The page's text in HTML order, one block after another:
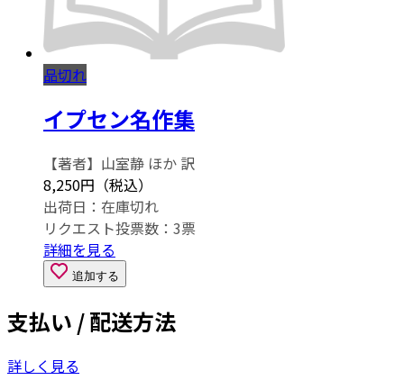
品切れ
イプセン名作集
【著者】山室静 ほか 訳
8,250円（税込）
出荷日： 在庫切れ
リクエスト投票数： 3票
詳細を見る
追加する
支払い / 配送方法
詳しく見る